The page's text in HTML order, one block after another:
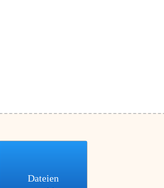
Dateien